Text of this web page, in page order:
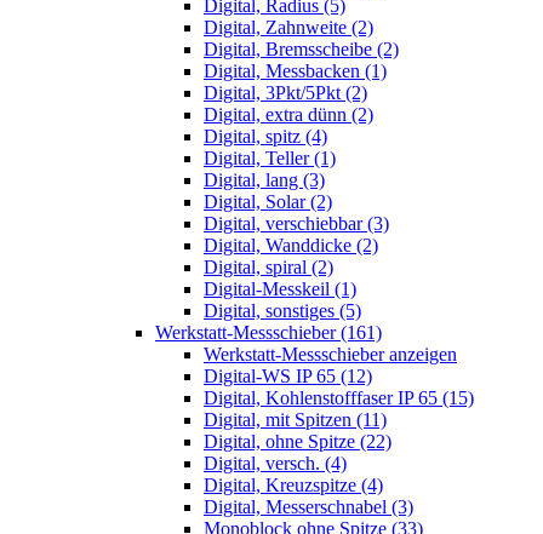
Digital, Radius (5)
Digital, Zahnweite (2)
Digital, Bremsscheibe (2)
Digital, Messbacken (1)
Digital, 3Pkt/5Pkt (2)
Digital, extra dünn (2)
Digital, spitz (4)
Digital, Teller (1)
Digital, lang (3)
Digital, Solar (2)
Digital, verschiebbar (3)
Digital, Wanddicke (2)
Digital, spiral (2)
Digital-Messkeil (1)
Digital, sonstiges (5)
Werkstatt-Messschieber (161)
Werkstatt-Messschieber anzeigen
Digital-WS IP 65 (12)
Digital, Kohlenstofffaser IP 65 (15)
Digital, mit Spitzen (11)
Digital, ohne Spitze (22)
Digital, versch. (4)
Digital, Kreuzspitze (4)
Digital, Messerschnabel (3)
Monoblock ohne Spitze (33)